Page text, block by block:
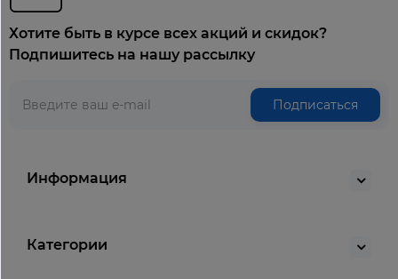
Хотите быть в курсе всех акций и скидок?
Подпишитесь на нашу рассылку
Подписаться
Информация
Категории